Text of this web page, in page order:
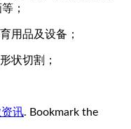
；
用品及设备；
状切割；
讯. Bookmark the